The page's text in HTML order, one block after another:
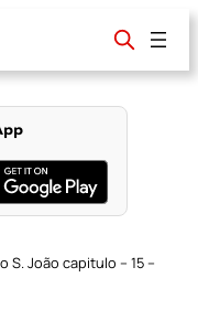
S. João capitulo – 15 –